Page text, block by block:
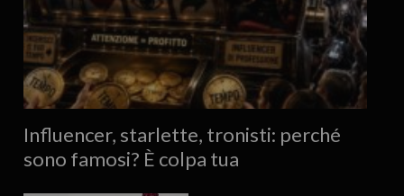
Influencer, starlette, tronisti: perché
sono famosi? È colpa tua